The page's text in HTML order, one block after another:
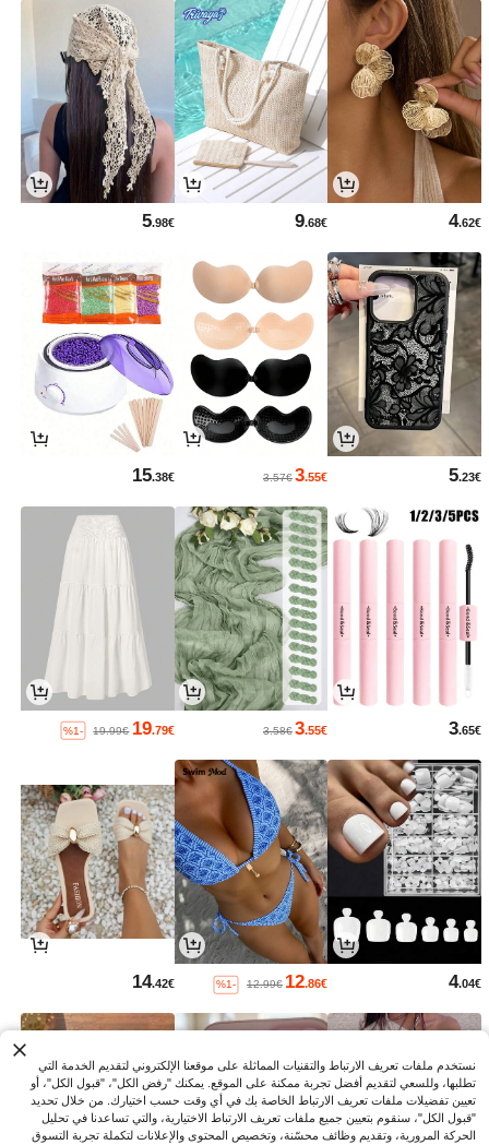
4.62€
9.68€
5.98€
5.23€
3.55€
3.57€
15.38€
3.65€
3.55€
3.58€
19.79€
19.99€
%1-
4.04€
12.86€
12.99€
%1-
14.42€
نستخدم ملفات تعريف الارتباط والتقنيات المماثلة على موقعنا الإلكتروني لتقديم الخدمة التي
تطلبها، وللسعي لتقديم أفضل تجربة ممكنة على الموقع. يمكنك "رفض الكل"، "قبول الكل"، أو
تعيين تفضيلات ملفات تعريف الارتباط الخاصة بك في أي وقت حسب اختيارك. من خلال تحديد
"قبول الكل"، سنقوم بتعيين جميع ملفات تعريف الارتباط الاختيارية، والتي تساعدنا في تحليل
الحركة المرورية، وتقديم وظائف محسّنة، وتخصيص المحتوى والإعلانات لتكملة تجربة التسوق